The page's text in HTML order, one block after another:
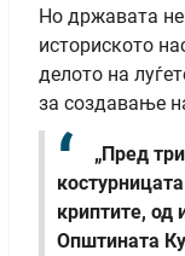
Но државата
историското
делото на
за создавање
„Пред
криптите, од
Општината